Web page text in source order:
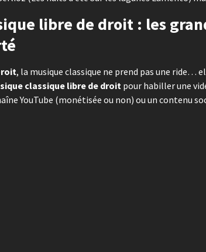
libre de droit : les
, la musique classique ne prend pas une ride…
classique libre de droit pour habiller une
YouTube (monétisée ou non) ou un contenu